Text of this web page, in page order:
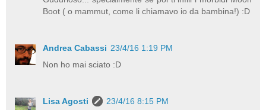
Boot ( o mammut, come li chiamavo io da bambina!) :D
Andrea Cabassi 23/4/16 1:19 PM
Non ho mai sciato :D
Lisa Agosti
23/4/16 8:15 PM